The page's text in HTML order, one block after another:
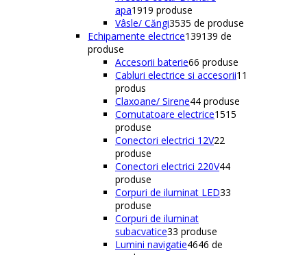
apa1919 produse
Vâsle/ Căngi3535 de produse
Echipamente electrice139139 de
produse
Accesorii baterie66 produse
Cabluri electrice si accesorii1 1
produs
Claxoane/ Sirene44 produse
Comutatoare electrice1515
produse
Conectori electrici 12V22
produse
Conectori electrici 220V44
produse
Corpuri de iluminat LED33
produse
Corpuri de iluminat
subacvatice33 produse
Lumini navigatie4646 de